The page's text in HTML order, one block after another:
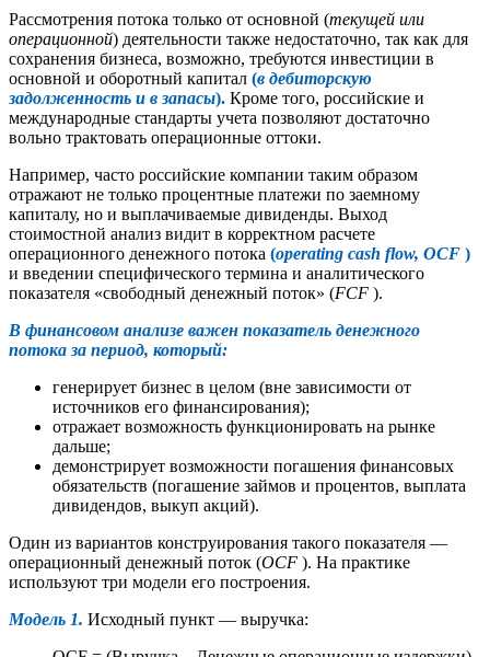
Рассмотрения потока только от основной (текущей или
операционной) деятельности также недостаточно, так как для
сохранения бизнеса, возможно, требуются инвестиции в
основной и оборотный капитал (в дебиторскую
задолженность и в запасы). Кроме того, российские и
международные стандарты учета позволяют достаточно
вольно трактовать операционные оттоки.
Например, часто российские компании таким образом
отражают не только процентные платежи по заемному
капиталу, но и выплачиваемые дивиденды. Выход
стоимостной анализ видит в корректном расчете
операционного денежного потока (operating cash flow, OCF )
и введении специфического термина и аналитического
показателя «свободный денежный поток» (FCF ).
В финансовом анализе важен показатель денежного
потока за период, который:
генерирует бизнес в целом (вне зависимости от
источников его финансирования);
отражает возможность функционировать на рынке
дальше;
демонстрирует возможности погашения финансовых
обязательств (погашение займов и процентов, выплата
дивидендов, выкуп акций).
Один из вариантов конструирования такого показателя —
операционный денежный поток (OCF ). На практике
используют три модели его построения.
Модель 1. Исходный пункт — выручка: